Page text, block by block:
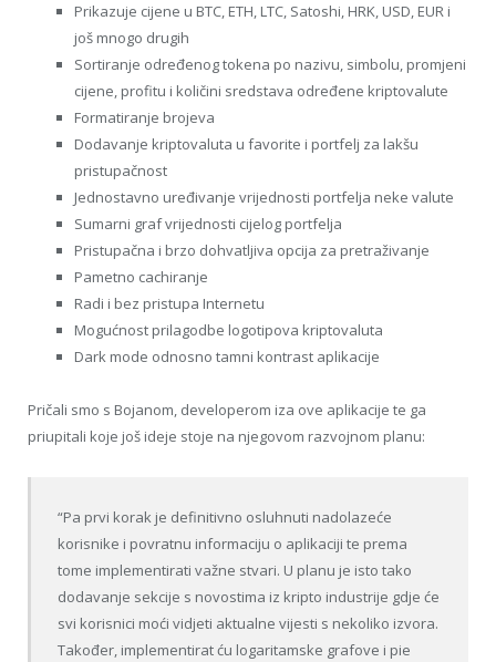
Prikazuje cijene u BTC, ETH, LTC, Satoshi, HRK, USD, EUR i
još mnogo drugih
Sortiranje određenog tokena po nazivu, simbolu, promjeni
cijene, profitu i količini sredstava određene kriptovalute
Formatiranje brojeva
Dodavanje kriptovaluta u favorite i portfelj za lakšu
pristupačnost
Jednostavno uređivanje vrijednosti portfelja neke valute
Sumarni graf vrijednosti cijelog portfelja
Pristupačna i brzo dohvatljiva opcija za pretraživanje
Pametno cachiranje
Radi i bez pristupa Internetu
Mogućnost prilagodbe logotipova kriptovaluta
Dark mode odnosno tamni kontrast aplikacije
Pričali smo s Bojanom, developerom iza ove aplikacije te ga
priupitali koje još ideje stoje na njegovom razvojnom planu:
“Pa prvi korak je definitivno osluhnuti nadolazeće
korisnike i povratnu informaciju o aplikaciji te prema
tome implementirati važne stvari. U planu je isto tako
dodavanje sekcije s novostima iz kripto industrije gdje će
svi korisnici moći vidjeti aktualne vijesti s nekoliko izvora.
Također, implementirat ću logaritamske grafove i pie